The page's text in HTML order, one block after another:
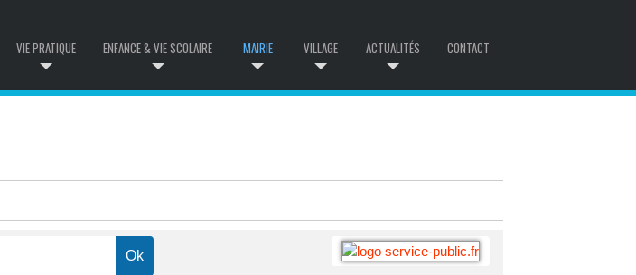
CONTACT
ACTUALITÉS
VILLAGE
MAIRIE
ENFANCE & VIE SCOLAIRE
VIE PRATIQUE